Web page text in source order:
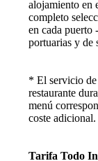
alojamiento en
completo
en cada puerto
portuarias y de
* El servicio de
restaurante
menú
coste adicional.
Tarifa Todo